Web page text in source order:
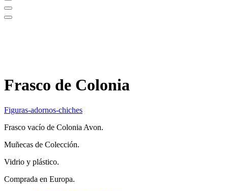
Frasco de Colonia
Figuras-adornos-chiches
Frasco vacío de Colonia Avon.
Muñecas de Colección.
Vidrio y plástico.
Comprada en Europa.